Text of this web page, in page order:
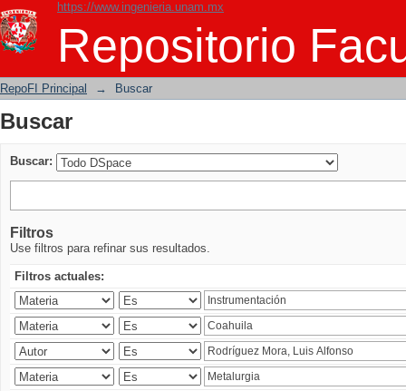
https://www.ingenieria.unam.mx
Repositorio
Buscar
RepoFI Principal → Buscar
Buscar
Buscar:
Filtros
Use filtros para refinar sus resultados.
Filtros actuales: